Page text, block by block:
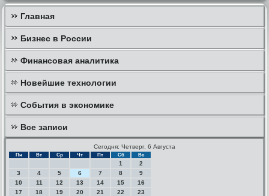
Главная
Бизнес в России
Финансовая аналитика
Новейшие технологии
События в экономике
Все записи
Сегодня: Четверг, 6 Августа
Пн Вт Ср Чт Пт Сб Вс
1
2
3
4 5 6 7 8
9
10
11 12 13 14 15
16
17
18 19 20 21 22
23